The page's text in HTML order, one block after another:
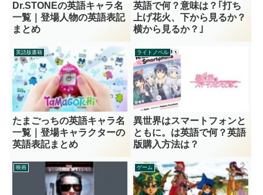
Dr.STONEの英語キャラ名
一覧｜登場人物の英語表記
まとめ
英語で何？意味は？｢打ち
上げ花火、下から見るか？
横から見るか？｣
英語版書籍
たまごっちの英語キャラ名
一覧｜登場キャラクターの
英語表記まとめ
ライトノベル
異世界はスマートフォンと
ともに。は英語で何？英語
版購入方法は？
映画 ゲーム